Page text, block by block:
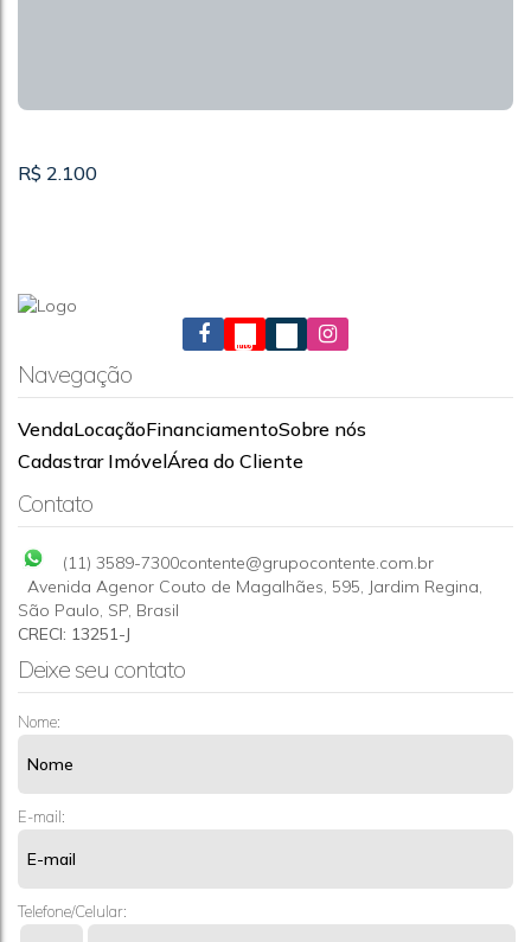
APARTAMENTO 2 DORMS PARA LOCAÇÃO-SP-CONJ
R$ 2.100
Leite ,Conjunto Residencial Vista Verde
Paulo,Brasil
52m²
Navegação
VendaLocaçãoFinanciamentoSobre nós
Cadastrar ImóvelÁrea do Cliente
Contato
(11) 3589-7300contente@grupocontente.com.br
Avenida Agenor Couto de Magalhães 595 Jardim Regina
São Paulo SP Brasil
CRECI: 13251-J
Deixe seu contato
Nome:
E-mail:
Telefone/Celular: